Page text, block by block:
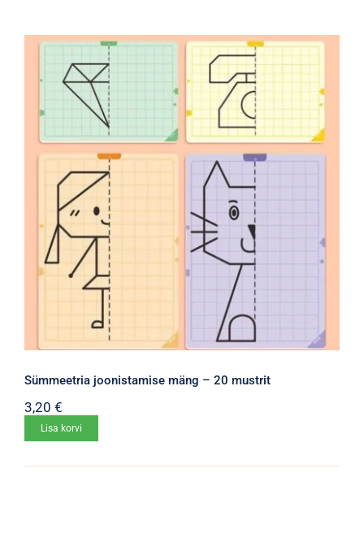
Sümmeetria joonistamise mäng – 20 mustrit
3,20 €
Lisa korvi